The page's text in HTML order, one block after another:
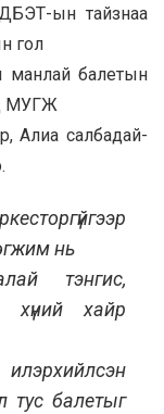
ын тайзнаа
гол
манлай балетын
МУГЖ
Алиа салбадай-
нь
тэнгис,
хүний хайр
тус балетыг